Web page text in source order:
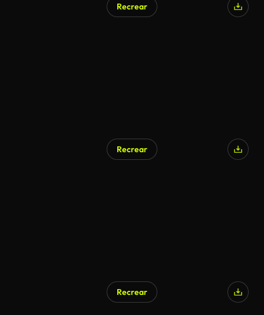
Recrear
Recrear
Recrear